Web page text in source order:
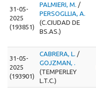
31-05-
2025
(193851)
PALMIERI, M. /
PERSOGLLIA, A.
(C.CIUDAD DE
BS.AS.)
31-05-
2025
(193901)
CABRERA, L. /
GOJZMAN, .
(TEMPERLEY
L.T.C.)